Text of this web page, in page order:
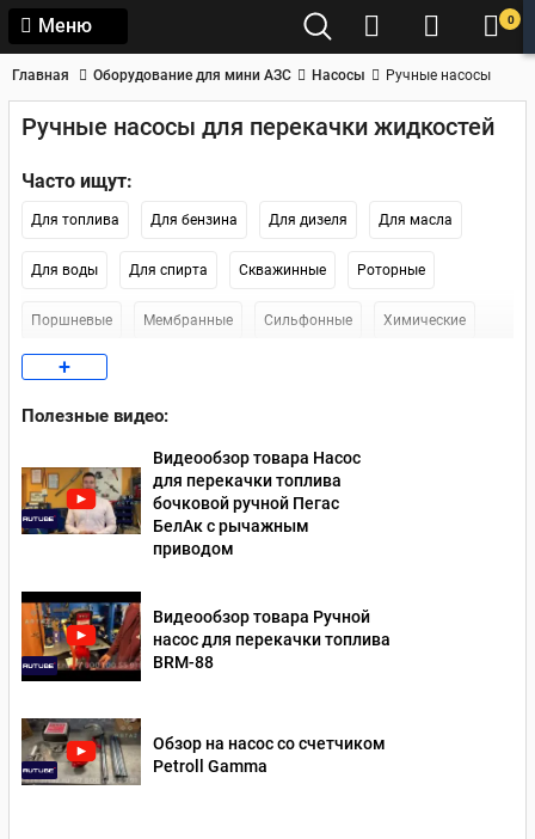
Меню 0
Главная Оборудование для мини АЗС Насосы Ручные насосы
Ручные насосы для перекачки жидкостей
Часто ищут:
Для топлива Для бензина Для дизеля Для масла
Для воды Для спирта Скважинные Роторные
Поршневые Мембранные Сильфонные Химические
Для кислот
+
Полезные видео:
Видеообзор товара Насос
для перекачки топлива
бочковой ручной Пегас
БелАк с рычажным
приводом
Видеообзор товара Ручной
насос для перекачки топлива
BRM-88
Обзор на насос со счетчиком
Petroll Gamma